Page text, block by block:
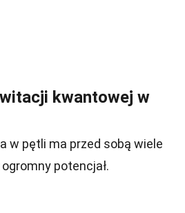
kwantowej w
w pętli ma przed sobą wiele
potencjał.